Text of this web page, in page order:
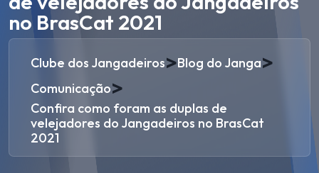
no BrasCat 2021
Clube dos Jangadeiros>Blog do Janga>
Comunicação>
Confira como foram as duplas de
velejadores do Jangadeiros no BrasCat
2021